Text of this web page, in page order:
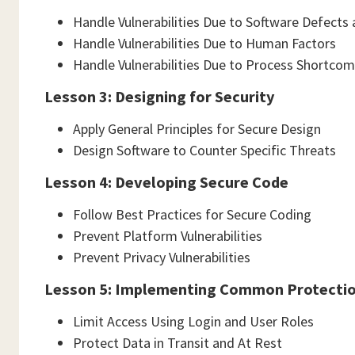
Handle Vulnerabilities Due to Software
Handle Vulnerabilities Due to Human Factors
Handle Vulnerabilities Due to Process
Lesson 3: Designing for Security
Apply General Principles for Secure Design
Design Software to Counter Specific Threats
Lesson 4: Developing Secure Code
Follow Best Practices for Secure Coding
Prevent Platform Vulnerabilities
Prevent Privacy Vulnerabilities
Lesson 5: Implementing Common
Limit Access Using Login and User Roles
Protect Data in Transit and At Rest